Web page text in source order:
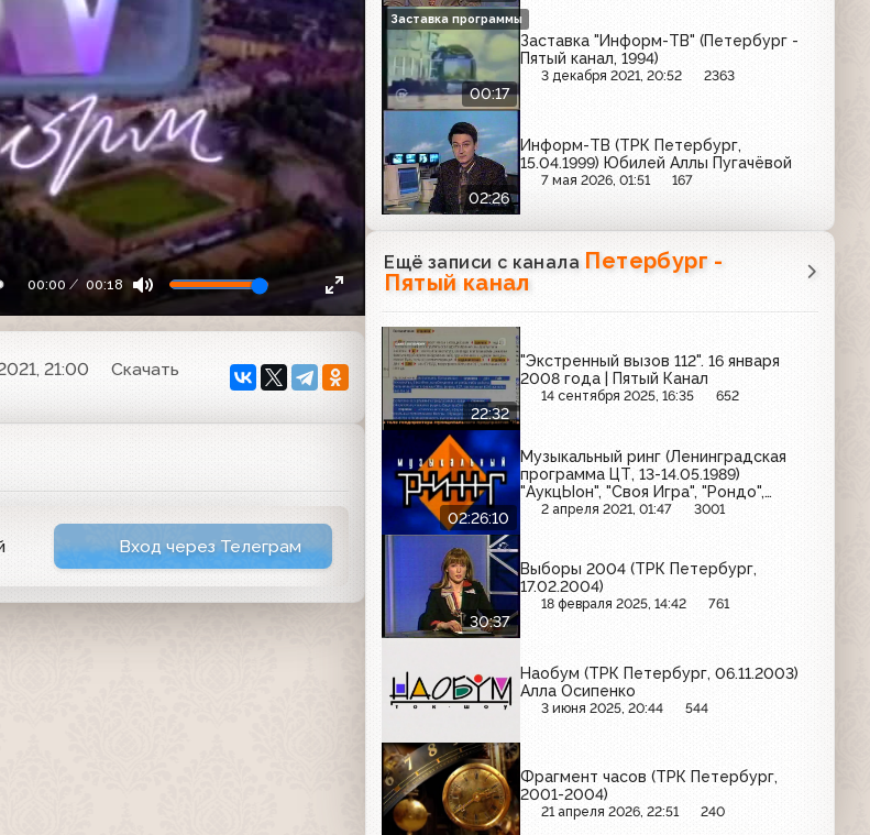
00:00 00:18
21:00
Скачать
Вход через Телеграм
00:17
Заставка "Информ-ТВ" (Петербург -
Пятый канал, 1994)
3 декабря 2021, 20:52 2363
Заставка программы
02:26
Информ-ТВ (ТРК Петербург,
15.04.1999) Юбилей Аллы Пугачёвой
7 мая 2026, 01:51 167
Ещё записи с канала Петербург -
Пятый канал
22:32
"Экстренный вызов 112". 16 января
2008 года | Пятый Канал
14 сентября 2025, 16:35 652
02:26:10
Музыкальный ринг (Ленинградская
программа ЦТ, 13-14.05.1989)
"АукцЫон", "Своя Игра", "Рондо",
Сергей Минаев
2 апреля 2021, 01:47 3001
30:37
Выборы 2004 (ТРК Петербург,
17.02.2004)
18 февраля 2025, 14:42 761
Наобум (ТРК Петербург, 06.11.2003)
Алла Осипенко
3 июня 2025, 20:44 544
Фрагмент часов (ТРК Петербург,
2001-2004)
21 апреля 2026, 22:51 240